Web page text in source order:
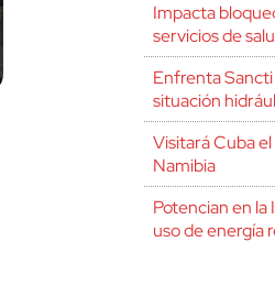
Impacta
servicios de
Enfrenta
situación
Visitará Cuba
Namibia
Potencian en
uso de energía